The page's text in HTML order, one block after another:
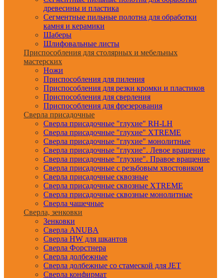
древесины и пластика
Сегментные пильные полотна для обработки
камня и керамики
Шаберы
Шлифовальные листы
Приспособления для столярных и мебельных
мастерских
Ножи
Приспособления для пиления
Приспособления для резки кромки и пластиков
Приспособления для сверления
Приспособления для фрезерования
Сверла присадочные
Сверла присадочные "глухие" RH-LH
Сверла присадочные "глухие" XTREME
Сверла присадочные "глухие" монолитные
Сверла присадочные "глухие". Левое вращение
Сверла присадочные "глухие". Правое вращение
Сверла присадочные с резьбовым хвостовиком
Сверла присадочные сквозные
Сверла присадочные сквозные XTREME
Сверла присадочные сквозные монолитные
Сверла чашечные
Сверла, зенковки
Зенковки
Сверла ANUBA
Сверла HW для шкантов
Сверла Форстнера
Сверла долбежные
Сверла долбежные со стамеской для JET
Сверла конфирмат